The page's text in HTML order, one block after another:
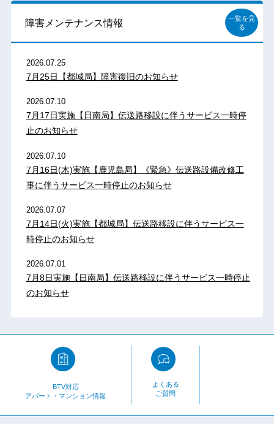
障害メンテナンス情報
一覧を見
る
2026.07.25
7月25日【都城局】障害復旧のお知らせ
2026.07.10
7月17日実施【日南局】伝送路移設に伴うサービス一時停
止のお知らせ
2026.07.10
7月16日(木)実施【鹿児島局】《緊急》伝送路設備改修工
事に伴うサービス一時停止のお知らせ
2026.07.07
7月14日(火)実施【都城局】伝送路移設に伴うサービス一
時停止のお知らせ
2026.07.01
7月8日実施【日南局】伝送路移設に伴うサービス一時停止
のお知らせ
BTV対応
アパート・マンション情報
よくある
ご質問